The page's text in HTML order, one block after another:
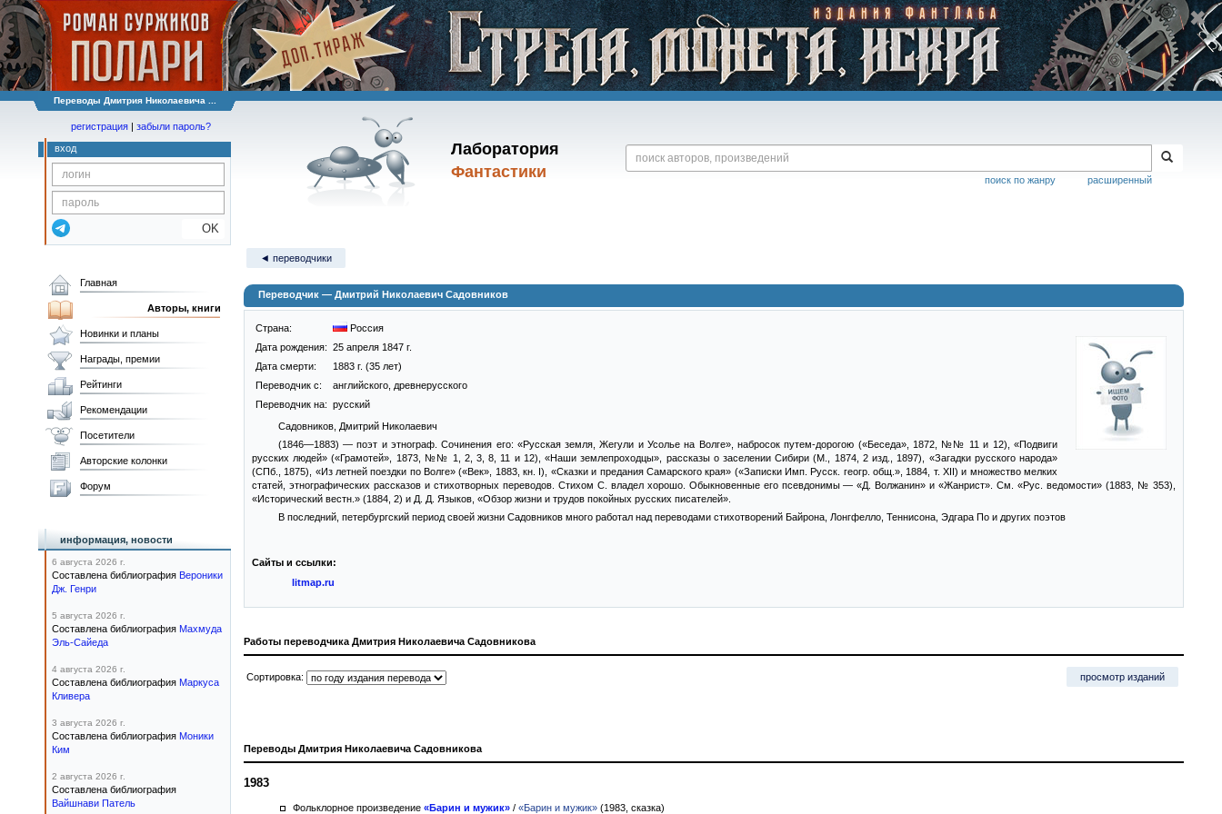
Переводы Дмитрия Николаевича ...
Лаборатория
Фантастики
расширенный
поиск по жанру
регистрация | забыли пароль?
вход
OK
◄ переводчики
Переводчик — Дмитрий Николаевич Садовников
Страна:
Россия
Дата рождения: 25 апреля 1847 г.
Дата смерти:
1883 г. (35 лет)
Переводчик c:
английского, древнерусского
Переводчик на: русский
Садовников, Дмитрий Николаевич
(1846—1883) — поэт и этнограф. Сочинения его: «Русская земля, Жегули и Усолье на Волге», набросок путем-дорогою («Беседа», 1872, №№ 11 и 12), «Подвиги
русских людей» («Грамотей», 1873, №№ 1, 2, 3, 8, 11 и 12), «Наши землепроходцы», рассказы о заселении Сибири (М., 1874, 2 изд., 1897), «Загадки русского народа»
(СПб., 1875), «Из летней поездки по Волге» («Век», 1883, кн. I), «Сказки и предания Самарского края» («Записки Имп. Русск. геогр. общ.», 1884, т. XII) и множество мелких
статей, этнографических рассказов и стихотворных переводов. Стихом С. владел хорошо. Обыкновенные его псевдонимы — «Д. Волжанин» и «Жанрист». См. «Рус. ведомости» (1883, № 353),
«Исторический вестн.» (1884, 2) и Д. Д. Языков, «Обзор жизни и трудов покойных русских писателей».
В последний, петербургский период своей жизни Садовников много работал над переводами стихотворений Байрона, Лонгфелло, Теннисона, Эдгара По и других поэтов
Сайты и ссылки:
litmap.ru
Работы переводчика Дмитрия Николаевича Садовникова
Сортировка: просмотр изданий
Переводы Дмитрия Николаевича Садовникова
1983
Фольклорное произведение «Барин и мужик» / «Барин и мужик» (1983, сказка)
Главная
Авторы, книги
Новинки и планы
Награды, премии
Рейтинги
Рекомендации
Посетители
Авторские колонки
Форум
информация, новости
6 августа 2026 г.
Составлена библиография Вероники
Дж. Генри
5 августа 2026 г.
Составлена библиография Махмуда
Эль-Сайеда
4 августа 2026 г.
Составлена библиография Маркуса
Кливера
3 августа 2026 г.
Составлена библиография Моники
Ким
2 августа 2026 г.
Составлена библиография
Вайшнави Патель